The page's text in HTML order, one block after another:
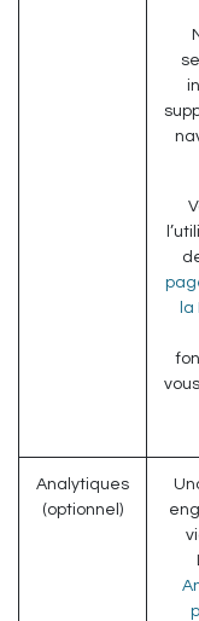
Analytiques
(optionnel)